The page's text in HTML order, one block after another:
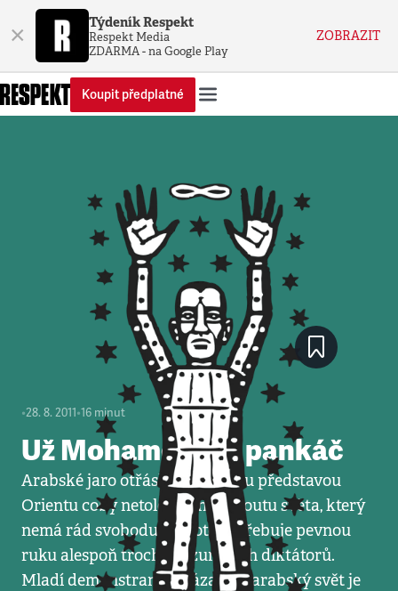
× Týdeník Respekt
Respekt Media
ZDARMA - na Google Play
ZOBRAZIT
Koupit předplatné
•28. 8. 2011•16 minut
Už Mohamed byl pankáč
Arabské jaro otřáslo rozšířenou představou
Orientu coby netolerantního koutu světa, který
nemá rád svobodu, a proto potřebuje pevnou
ruku alespoň trochu rozumných diktátorů.
Mladí demonstranti ukázali, že arabský svět je